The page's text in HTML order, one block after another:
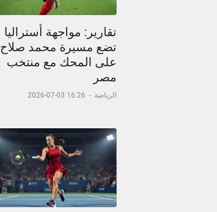
تقارير: مواجهة أستراليا
تضع مسيرة محمد صلاح
على المحك مع منتخب
مصر
الرياضة -
16:26 03-07-2026